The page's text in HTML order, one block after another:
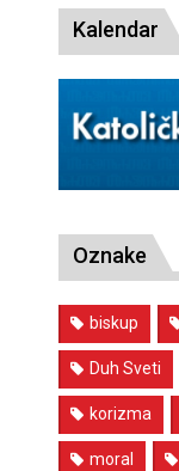
Kalendar
Oznake
biskup
Duh Sveti
korizma
moral